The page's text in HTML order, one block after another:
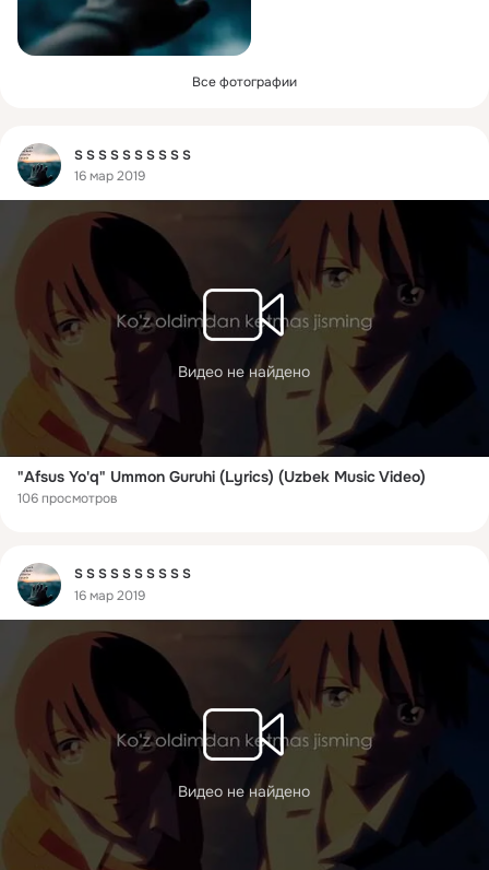
Все фотографии
Фид
S S S S S S S S S S
16 мар 2019
Видео не найдено
"Afsus Yo'q" Ummon Guruhi (Lyrics) (Uzbek Music Video)
106 просмотров
Фид
S S S S S S S S S S
16 мар 2019
Видео не найдено